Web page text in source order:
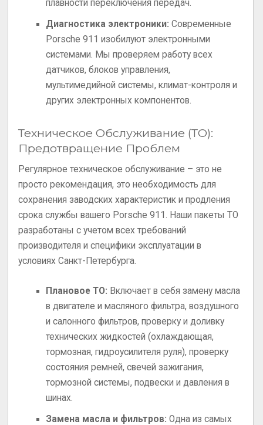
плавности переключения передач.
Диагностика электроники: Современные
Porsche 911 изобилуют электронными
системами. Мы проверяем работу всех
датчиков, блоков управления,
мультимедийной системы, климат-контроля и
других электронных компонентов.
Техническое Обслуживание (ТО):
Предотвращение Проблем
Регулярное техническое обслуживание – это не
просто рекомендация, это необходимость для
сохранения заводских характеристик и продления
срока службы вашего Porsche 911. Наши пакеты ТО
разработаны с учетом всех требований
производителя и специфики эксплуатации в
условиях Санкт-Петербурга.
Плановое ТО: Включает в себя замену масла
в двигателе и масляного фильтра, воздушного
и салонного фильтров, проверку и доливку
технических жидкостей (охлаждающая,
тормозная, гидроусилителя руля), проверку
состояния ремней, свечей зажигания,
тормозной системы, подвески и давления в
шинах.
Замена масла и фильтров: Одна из самых